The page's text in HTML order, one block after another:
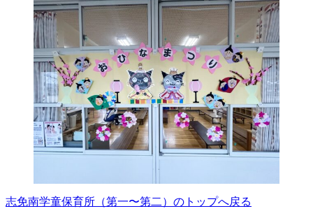
志免南学童保育所（第一〜第二）のトップへ戻る